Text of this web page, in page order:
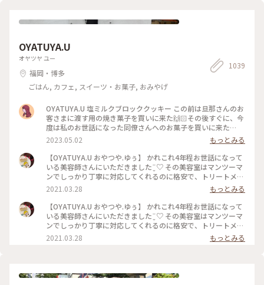
OYATUYA.U
オヤツヤ ユー
福岡・博多
ごはん, カフェ, スイーツ・お菓子, おみやげ
1039
OYATUYA.U 塩ミルクブロッククッキー この前は旦那さんのお
客さまに渡す用の焼き菓子を買いに来た🙌🏻その後すぐに、今
度は私のお世話になった同僚さんへのお菓子を買いに来た🙌🏻
🙌🏻 大切な人に何かかわいいお菓子渡したいな〜と思ったら
ユーさんのお菓子が我が家では選ばれる☺️ #福岡#桜坂#ガトー
ショコラ#洋菓子#福岡土産#お土産
2023.05.02
もっとみる
【OYATUYA.U おやつや.ゆぅ】 かれこれ4年程お世話になって
いる美容師さんにいただきました¨̮♡︎ その美容室はマンツーマ
ンでしっかり丁寧に対応してくれるのに格安で、トリートメン
トとか押し付けたりしない、とても居心地のいいお店です。 そ
んな素敵な美容師なので、私がおいしいと思うおやつを何度か
差し入れをしていました。 そのお礼と言うことで準備してく
れていました。 このガトーショコラは濃厚でねっとりした食
感、ひとくち食べただけで目と鼻の穴が大きくなってしまうぐ
らいおいしくて大満足なのですが、もちろんひとくちでは終わ
りません( ˙༥˙ )✨ こんなおいしいものをいただけて 私は幸せで
2021.03.28
もっとみる
【OYATUYA.U おやつや.ゆぅ】 かれこれ4年程お世話になって
いる美容師さんにいただきました¨̮♡︎ その美容室はマンツーマ
ンでしっかり丁寧に対応してくれるのに格安で、トリートメン
トとか押し付けたりしない、とても居心地のいいお店です。 そ
んな素敵な美容師なので、私がおいしいと思うおやつを何度か
感、ひとくち食べただけで目と鼻の穴が大きくなってしまうぐ
2021.03.28 もっとみる